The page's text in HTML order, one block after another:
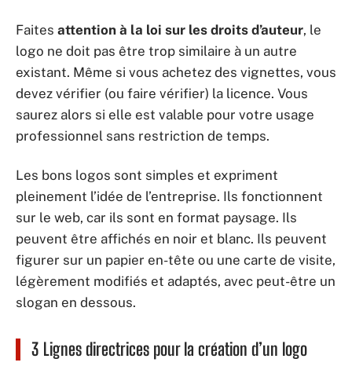
Faites attention à la loi sur les droits d’auteur, le
logo ne doit pas être trop similaire à un autre
existant. Même si vous achetez des vignettes, vous
devez vérifier (ou faire vérifier) la licence. Vous
saurez alors si elle est valable pour votre usage
professionnel sans restriction de temps.
Les bons logos sont simples et expriment
pleinement l’idée de l’entreprise. Ils fonctionnent
sur le web, car ils sont en format paysage. Ils
peuvent être affichés en noir et blanc. Ils peuvent
figurer sur un papier en-tête ou une carte de visite,
légèrement modifiés et adaptés, avec peut-être un
slogan en dessous.
3 Lignes directrices pour la création d’un logo